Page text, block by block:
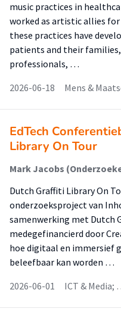
music practices in
worked as artistic allies for
these practices have
patients and their
professionals, …
2026-06-18
Mens &
EdTech
Library On Tour
Mark Jacobs
Dutch Graffiti Library On
onderzoeksproject van
samenwerking met Dutch
medegefinancierd door
hoe digitaal en immersief
beleefbaar kan worden …
2026-06-01
ICT & Media;